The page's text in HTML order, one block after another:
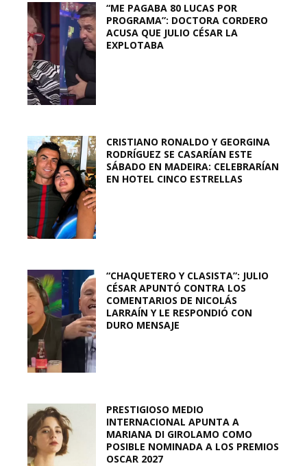
“ME PAGABA 80 LUCAS POR
PROGRAMA”: DOCTORA CORDERO
ACUSA QUE JULIO CÉSAR LA
EXPLOTABA
CRISTIANO RONALDO Y GEORGINA
RODRÍGUEZ SE CASARÍAN ESTE
SÁBADO EN MADEIRA: CELEBRARÍAN
EN HOTEL CINCO ESTRELLAS
“CHAQUETERO Y CLASISTA”: JULIO
CÉSAR APUNTÓ CONTRA LOS
COMENTARIOS DE NICOLÁS
LARRAÍN Y LE RESPONDIÓ CON
DURO MENSAJE
PRESTIGIOSO MEDIO
INTERNACIONAL APUNTA A
MARIANA DI GIROLAMO COMO
POSIBLE NOMINADA A LOS PREMIOS
OSCAR 2027